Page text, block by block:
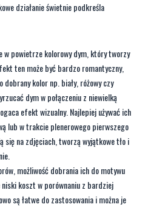
działanie świetnie podkreśla
w powietrze kolorowy dym, który tworzy
ten może być bardzo romantyczny,
kolor np. biały, różowy czy
dym w połączeniu z niewielką
efekt wizualny. Najlepiej używać ich
lub w trakcie plenerowego pierwszego
się na zdjęciach, tworzą wyjątkowe tło i
możliwość dobrania ich do motywu
koszt w porównaniu z bardziej
są łatwe do zastosowania i można je